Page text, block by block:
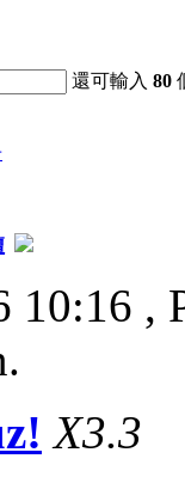
還可輸入80
10:16 ,
X3.3